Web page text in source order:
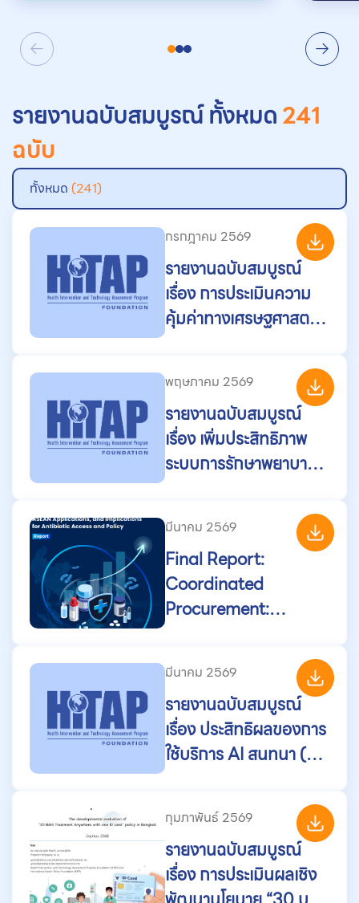
รายงานฉบับสมบูรณ์ ทั้งหมด241
ฉบับ
ทั้งหมด (241)
กรกฎาคม 2569
รายงานฉบับสมบูรณ์
เรื่อง การประเมินความ
คุ้มค่าทางเศรษฐศาสตร์
รักษาจิตเวชทางไกล
พฤษภาคม 2569
รายงานฉบับสมบูรณ์
เรื่อง เพิ่มประสิทธิภาพ
ระบบการรักษาพยาบาล
บริหารจัดการหัตถการ
หรือ มาตรการที่อาจมี
คุณค่าต่ำ (low-value
care) ในประเทศไทย
มีนาคม 2569
Final Report:
Coordinated
Procurement:
Globally, Potential
ASEAN Applications,
and Implications for
Antibiotic Access
and Policy
มีนาคม 2569
รายงานฉบับสมบูรณ์
เรื่อง ประสิทธิผลของการ
ใช้บริการ AI สนทนา (แช
กุมภาพันธ์ 2569
รายงานฉบับสมบูรณ์
เรื่อง การประเมินผลเชิง